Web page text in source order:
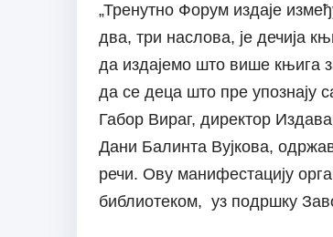
„Тренутно Форум издаје
два, три наслова, је дечија
да издајемо што више књига
да се деца што пре упознају
Габор Вираг, директор
Дани Балинта Вујкова,
речи. Ову манифестацију
библиотеком, уз подршку